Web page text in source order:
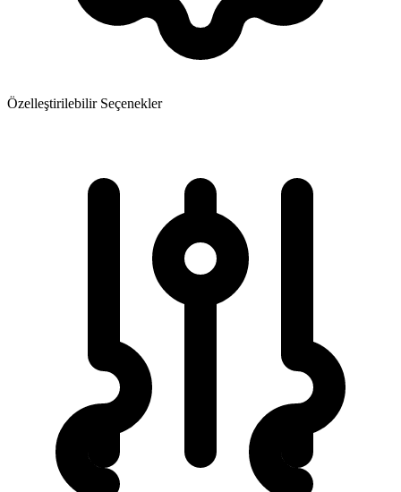
Özelleştirilebilir Seçenekler